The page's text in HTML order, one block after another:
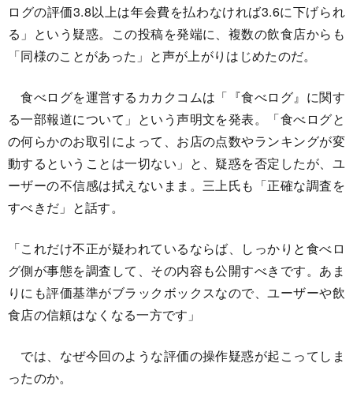
ログの評価3.8以上は年会費を払わなければ3.6に下げられ
る」という疑惑。この投稿を発端に、複数の飲食店からも
「同様のことがあった」と声が上がりはじめたのだ。
食べログを運営するカカクコムは「『食べログ』に関す
る一部報道について」という声明文を発表。「食べログと
の何らかのお取引によって、お店の点数やランキングが変
動するということは一切ない」と、疑惑を否定したが、ユ
ーザーの不信感は拭えないまま。三上氏も「正確な調査を
すべきだ」と話す。
「これだけ不正が疑われているならば、しっかりと食べロ
グ側が事態を調査して、その内容も公開すべきです。あま
りにも評価基準がブラックボックスなので、ユーザーや飲
食店の信頼はなくなる一方です」
では、なぜ今回のような評価の操作疑惑が起こってしま
ったのか。